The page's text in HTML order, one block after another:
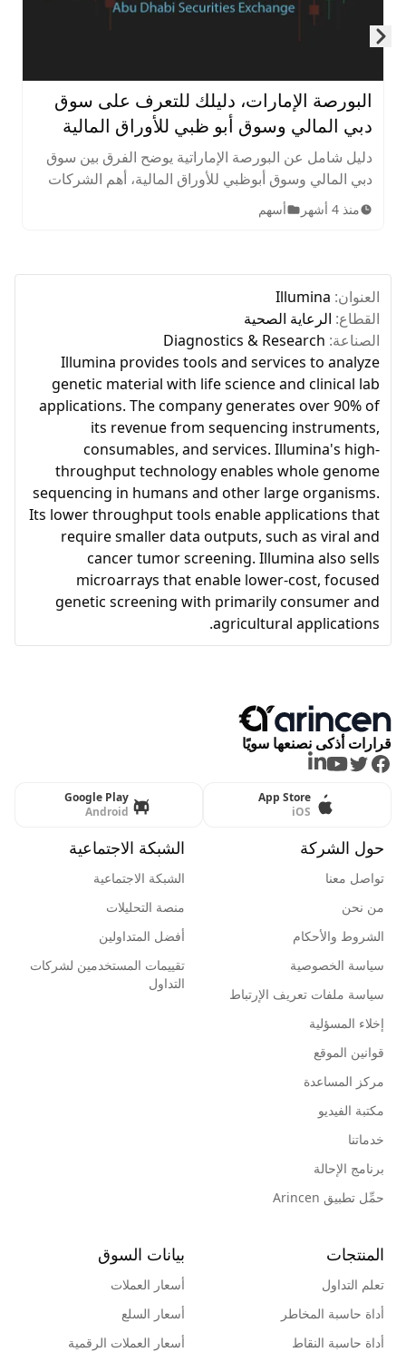
البورصة الإمارات، دليلك للتعرف على سوق
دبي المالي وسوق أبو ظبي للأوراق المالية
دليل شامل عن البورصة الإماراتية يوضح الفرق بين سوق
دبي المالي وسوق أبوظبي للأوراق المالية، أهم الشركات
المدرجة، الأصول المتاحة، ساعات التداول، وخطوات
الاستثمار للمبتدئين.
منذ 4 أشهر أسهم
العنوان: Illumina
القطاع: الرعاية الصحية
الصناعة: Diagnostics & Research
Illumina provides tools and services to analyze
genetic material with life science and clinical lab
applications. The company generates over 90% of
its revenue from sequencing instruments,
consumables, and services. Illumina's high-
throughput technology enables whole genome
sequencing in humans and other large organisms.
Its lower throughput tools enable applications that
require smaller data outputs, such as viral and
cancer tumor screening. Illumina also sells
microarrays that enable lower-cost, focused
genetic screening with primarily consumer and
agricultural applications.
قرارات أذكى نصنعها سويًا
Facebook
Twitter
Youtube
LinkedIn
App Store
iOS
Google Play
Android
حول الشركة
تواصل معنا
من نحن
الشروط والأحكام
سياسة الخصوصية
سياسة ملفات تعريف الإرتباط
إخلاء المسؤلية
قوانين الموقع
مركز المساعدة
مكتبة الفيديو
خدماتنا
برنامج الإحالة
حمِّل تطبيق Arincen
الشبكة الاجتماعية
الشبكة الاجتماعية
منصة التحليلات
أفضل المتداولين
تقييمات المستخدمين لشركات
التداول
المنتجات
تعلم التداول
أداة حاسبة المخاطر
أداة حاسبة النقاط
بيانات السوق
أسعار العملات
أسعار السلع
أسعار العملات الرقمية